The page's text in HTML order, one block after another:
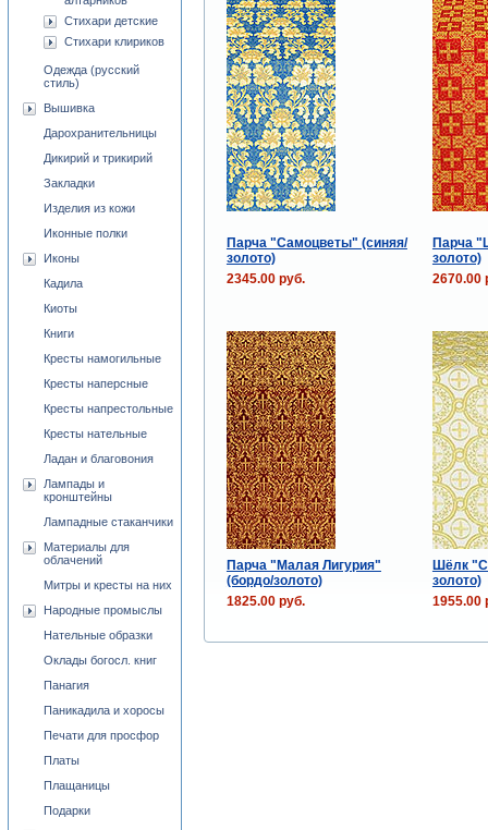
Парча "Самоцветы" (синяя/
золото)
Парча
золото)
2345.00 руб.
2670.00
Парча "Малая Лигурия"
(бордо/золото)
Шёлк
золото)
1825.00 руб.
1955.00
Стихари детские
Стихари клириков
Одежда (русский
стиль)
Вышивка
Дарохранительницы
Дикирий и трикирий
Закладки
Изделия из кожи
Иконные полки
Иконы
Кадила
Киоты
Книги
Кресты намогильные
Кресты наперсные
Кресты напрестольные
Кресты нательные
Ладан и благовония
Лампады и
кронштейны
Лампадные стаканчики
Материалы для
облачений
Митры и кресты на них
Народные промыслы
Нательные образки
Оклады богосл. книг
Панагия
Паникадила и хоросы
Печати для просфор
Платы
Плащаницы
Подарки